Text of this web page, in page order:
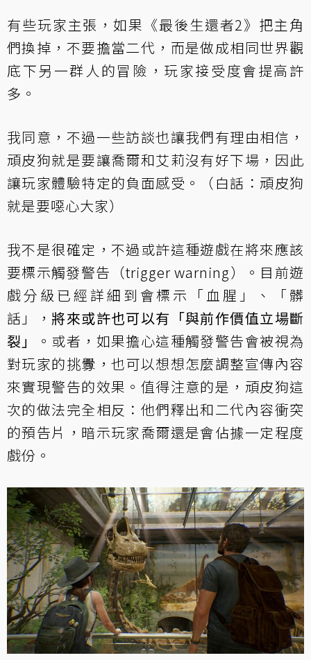
有些玩家主張，如果《最後生還者2》把主角
們換掉，不要擔當二代，而是做成相同世界觀
底下另一群人的冒險，玩家接受度會提高許
多。
我同意，不過一些訪談也讓我們有理由相信，
頑皮狗就是要讓喬爾和艾莉沒有好下場，因此
讓玩家體驗特定的負面感受。（白話：頑皮狗
就是要噁心大家）
我不是很確定，不過或許這種遊戲在將來應該
要標示觸發警告（trigger warning）。目前遊
戲分級已經詳細到會標示「血腥」、「髒
話」，將來或許也可以有「與前作價值立場斷
裂」
。或者，如果擔心這種觸發警告會被視為
對玩家的挑釁，也可以想想怎麼調整宣傳內容
來實現警告的效果。值得注意的是，頑皮狗這
次的做法完全相反：他們釋出和二代內容衝突
的預告片，暗示玩家喬爾還是會佔據一定程度
戲份。